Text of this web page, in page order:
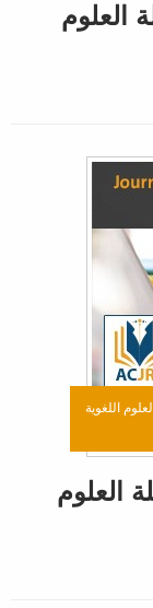
العلوم
اللغوية
العلوم